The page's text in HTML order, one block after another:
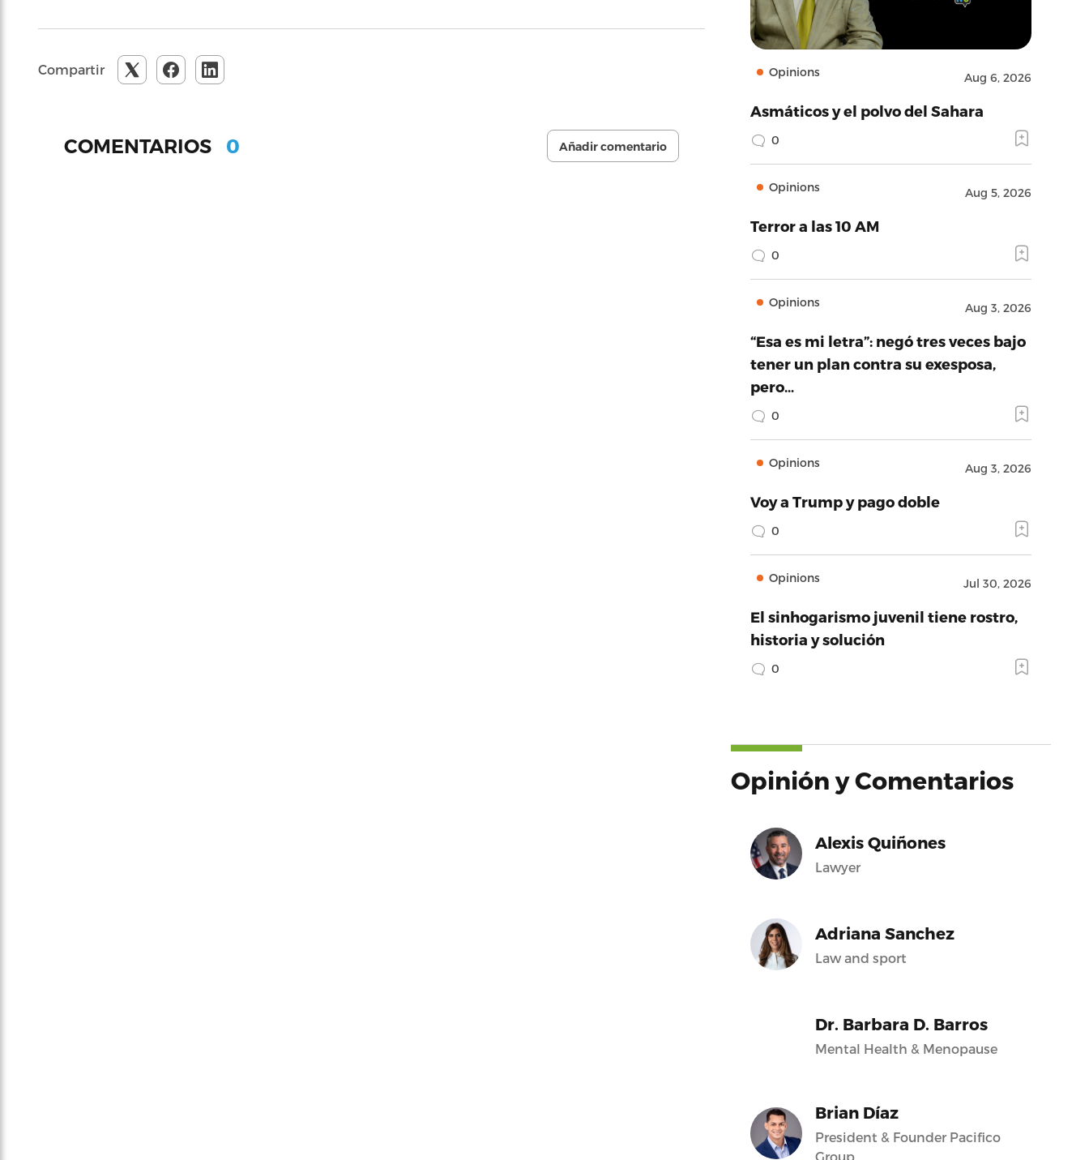
Compartir
COMENTARIOS 0 Añadir comentario
Opinions Aug 6, 2026
Asmáticos y el polvo del Sahara
0
Opinions Aug 5, 2026
Terror a las 10 AM
0
Opinions Aug 3, 2026
“Esa es mi letra”: negó tres veces bajo
tener un plan contra su exesposa,
pero…
0
Opinions Aug 3, 2026
Voy a Trump y pago doble
0
Opinions Jul 30, 2026
El sinhogarismo juvenil tiene rostro,
historia y solución
0
Opinión y Comentarios
Alexis Quiñones
Lawyer
Adriana Sanchez
Law and sport
Dr. Barbara D. Barros
Mental Health & Menopause
Brian Díaz
President & Founder Pacifico
Group